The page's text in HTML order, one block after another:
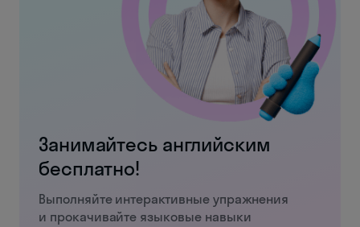
Занимайтесь английским
бесплатно!
Выполняйте интерактивные упражнения
и прокачивайте языковые навыки